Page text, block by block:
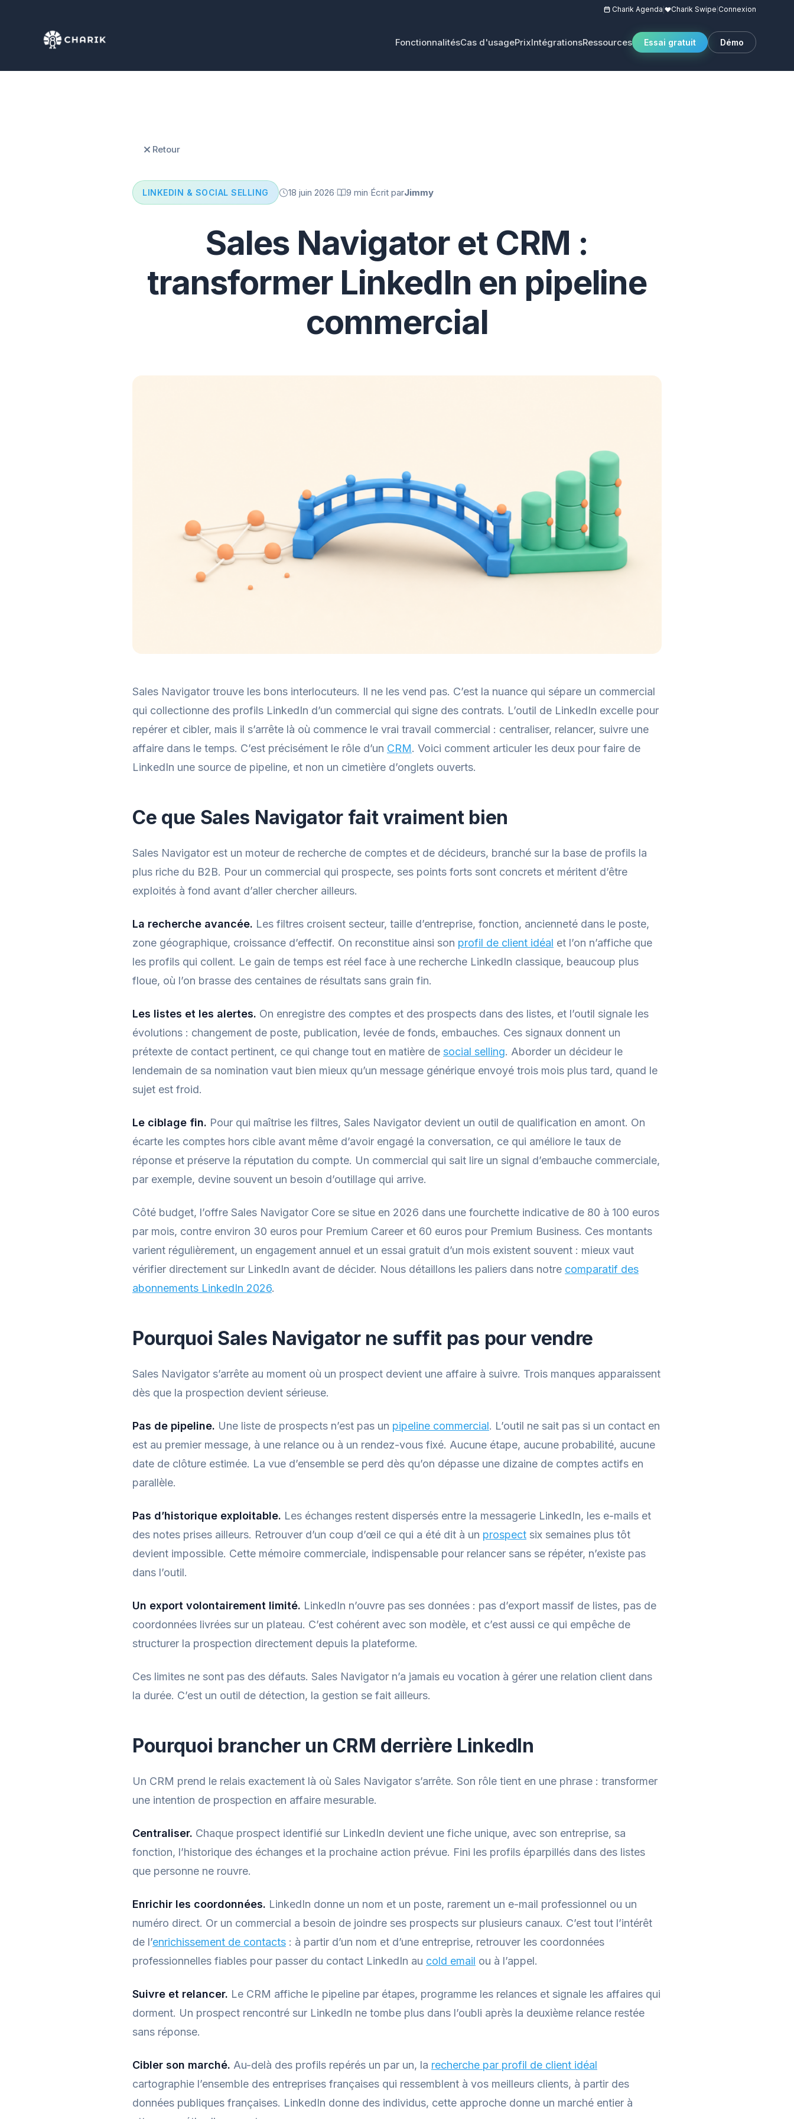
Charik Agenda Charik Swipe Connexion
FonctionnalitésCas d'usagePrixIntégrationsRessources Essai gratuit Démo
Retour
LINKEDIN & SOCIAL SELLING 18 juin 2026 9 min Écrit parJimmy
Sales Navigator et CRM :
transformer LinkedIn en pipeline
commercial
Sales Navigator trouve les bons interlocuteurs. Il ne les vend pas. C’est la nuance qui sépare un commercial
qui collectionne des profils LinkedIn d’un commercial qui signe des contrats. L’outil de LinkedIn excelle pour
repérer et cibler, mais il s’arrête là où commence le vrai travail commercial : centraliser, relancer, suivre une
affaire dans le temps. C’est précisément le rôle d’un CRM. Voici comment articuler les deux pour faire de
LinkedIn une source de pipeline, et non un cimetière d’onglets ouverts.
Ce que Sales Navigator fait vraiment bien
Sales Navigator est un moteur de recherche de comptes et de décideurs, branché sur la base de profils la
plus riche du B2B. Pour un commercial qui prospecte, ses points forts sont concrets et méritent d’être
exploités à fond avant d’aller chercher ailleurs.
La recherche avancée. Les filtres croisent secteur, taille d’entreprise, fonction, ancienneté dans le poste,
zone géographique, croissance d’effectif. On reconstitue ainsi son profil de client idéal et l’on n’affiche que
les profils qui collent. Le gain de temps est réel face à une recherche LinkedIn classique, beaucoup plus
floue, où l’on brasse des centaines de résultats sans grain fin.
Les listes et les alertes. On enregistre des comptes et des prospects dans des listes, et l’outil signale les
évolutions : changement de poste, publication, levée de fonds, embauches. Ces signaux donnent un
prétexte de contact pertinent, ce qui change tout en matière de social selling. Aborder un décideur le
lendemain de sa nomination vaut bien mieux qu’un message générique envoyé trois mois plus tard, quand le
sujet est froid.
Le ciblage fin. Pour qui maîtrise les filtres, Sales Navigator devient un outil de qualification en amont. On
écarte les comptes hors cible avant même d’avoir engagé la conversation, ce qui améliore le taux de
réponse et préserve la réputation du compte. Un commercial qui sait lire un signal d’embauche commerciale,
par exemple, devine souvent un besoin d’outillage qui arrive.
Côté budget, l’offre Sales Navigator Core se situe en 2026 dans une fourchette indicative de 80 à 100 euros
par mois, contre environ 30 euros pour Premium Career et 60 euros pour Premium Business. Ces montants
varient régulièrement, un engagement annuel et un essai gratuit d’un mois existent souvent : mieux vaut
vérifier directement sur LinkedIn avant de décider. Nous détaillons les paliers dans notre comparatif des
abonnements LinkedIn 2026.
Pourquoi Sales Navigator ne suffit pas pour vendre
Sales Navigator s’arrête au moment où un prospect devient une affaire à suivre. Trois manques apparaissent
dès que la prospection devient sérieuse.
Pas de pipeline. Une liste de prospects n’est pas un pipeline commercial. L’outil ne sait pas si un contact en
est au premier message, à une relance ou à un rendez-vous fixé. Aucune étape, aucune probabilité, aucune
date de clôture estimée. La vue d’ensemble se perd dès qu’on dépasse une dizaine de comptes actifs en
parallèle.
Pas d’historique exploitable. Les échanges restent dispersés entre la messagerie LinkedIn, les e-mails et
des notes prises ailleurs. Retrouver d’un coup d’œil ce qui a été dit à un prospect six semaines plus tôt
devient impossible. Cette mémoire commerciale, indispensable pour relancer sans se répéter, n’existe pas
dans l’outil.
Un export volontairement limité. LinkedIn n’ouvre pas ses données : pas d’export massif de listes, pas de
coordonnées livrées sur un plateau. C’est cohérent avec son modèle, et c’est aussi ce qui empêche de
structurer la prospection directement depuis la plateforme.
Ces limites ne sont pas des défauts. Sales Navigator n’a jamais eu vocation à gérer une relation client dans
la durée. C’est un outil de détection, la gestion se fait ailleurs.
Pourquoi brancher un CRM derrière LinkedIn
Un CRM prend le relais exactement là où Sales Navigator s’arrête. Son rôle tient en une phrase : transformer
une intention de prospection en affaire mesurable.
Centraliser. Chaque prospect identifié sur LinkedIn devient une fiche unique, avec son entreprise, sa
fonction, l’historique des échanges et la prochaine action prévue. Fini les profils éparpillés dans des listes
que personne ne rouvre.
Enrichir les coordonnées. LinkedIn donne un nom et un poste, rarement un e-mail professionnel ou un
numéro direct. Or un commercial a besoin de joindre ses prospects sur plusieurs canaux. C’est tout l’intérêt
de l’enrichissement de contacts : à partir d’un nom et d’une entreprise, retrouver les coordonnées
professionnelles fiables pour passer du contact LinkedIn au cold email ou à l’appel.
Suivre et relancer. Le CRM affiche le pipeline par étapes, programme les relances et signale les affaires qui
dorment. Un prospect rencontré sur LinkedIn ne tombe plus dans l’oubli après la deuxième relance restée
sans réponse.
Cibler son marché. Au-delà des profils repérés un par un, la recherche par profil de client idéal
cartographie l’ensemble des entreprises françaises qui ressemblent à vos meilleurs clients, à partir des
données publiques françaises. LinkedIn donne des individus, cette approche donne un marché entier à